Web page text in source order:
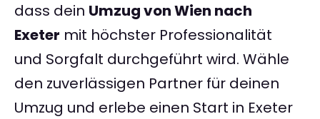
dass dein Umzug von Wien nach
Exeter mit höchster Professionalität
und Sorgfalt durchgeführt wird. Wähle
den zuverlässigen Partner für deinen
Umzug und erlebe einen Start in Exeter